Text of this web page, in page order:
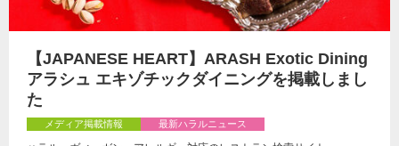
【JAPANESE HEART】ARASH Exotic Dining
アラシュ エキゾチックダイニングを掲載しまし
た
メディア掲載情報 最新ハラルニュース